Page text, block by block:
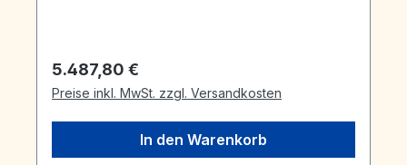
Regulärer Preis:
5.487,80 €
Preise inkl. MwSt. zzgl. Versandkosten
In den Warenkorb